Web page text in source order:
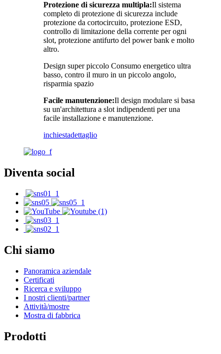
Protezione di sicurezza multipla:Il sistema
completo di protezione di sicurezza include
protezione da cortocircuito, protezione ESD,
controllo di limitazione della corrente per ogni
slot, protezione antifurto del power bank e molto
altro.
Design super piccolo Consumo energetico ultra
basso, contro il muro in un piccolo angolo,
risparmia spazio
Facile manutenzione:Il design modulare si basa
su un'architettura a slot indipendenti per una
facile installazione e manutenzione.
inchiestadettaglio
Diventa social
Chi siamo
Panoramica aziendale
Certificati
Ricerca e sviluppo
I nostri clienti/partner
Attività/mostre
Mostra di fabbrica
Prodotti